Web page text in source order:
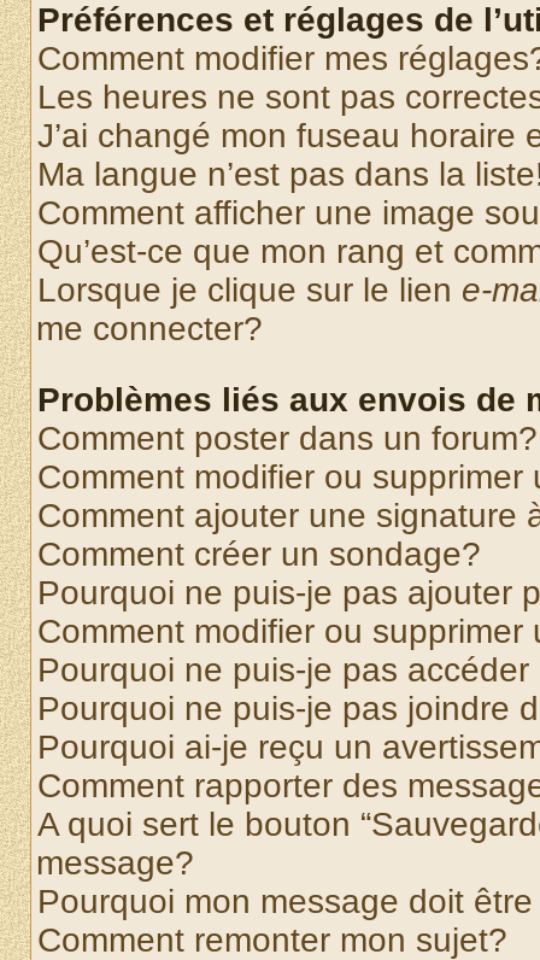
Préférences et réglages de
Comment modifier mes
Les heures ne sont pas
J’ai changé mon fuseau horaire
Ma langue n’est pas dans la
Comment afficher une image
Qu’est-ce que mon rang et
Lorsque je clique sur le lien e-
me connecter?
Problèmes liés aux envois de
Comment poster dans un forum?
Comment modifier ou supprimer
Comment ajouter une signature
Comment créer un sondage?
Pourquoi ne puis-je pas ajouter
Comment modifier ou supprimer
Pourquoi ne puis-je pas
Pourquoi ne puis-je pas joindre
Pourquoi ai-je reçu un
Comment rapporter des
A quoi sert le bouton
message?
Pourquoi mon message doit
Comment remonter mon sujet?